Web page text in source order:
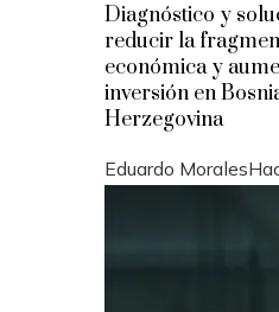
Diagnóstico y
reducir la
económica y
inversión en
Herzegovina
Eduardo Morales